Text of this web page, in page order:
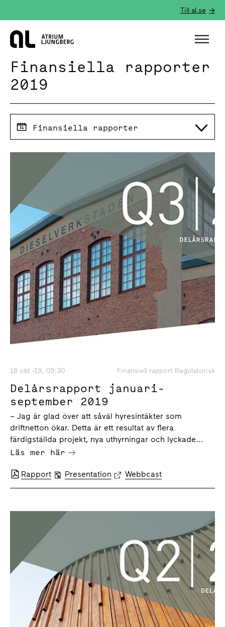
Till al.se
Hem
Finansiella rapporter
2019
Finansiella rapporter
18 okt -19, 09:30 Finansiell rapport Regulatorisk
Delårsrapport januari-
september 2019
– Jag är glad över att såväl hyresintäkter som
driftnetton ökar. Detta är ett resultat av flera
färdigställda projekt, nya uthyrningar och lyckade...
Läs mer här
Rapport Presentation Webbcast